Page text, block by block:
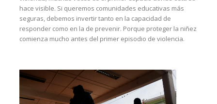
hace visible. Si queremos comunidades educativas más
seguras, debemos invertir tanto en la capacidad de
responder como en la de prevenir. Porque proteger la niñez
comienza mucho antes del primer episodio de violencia.